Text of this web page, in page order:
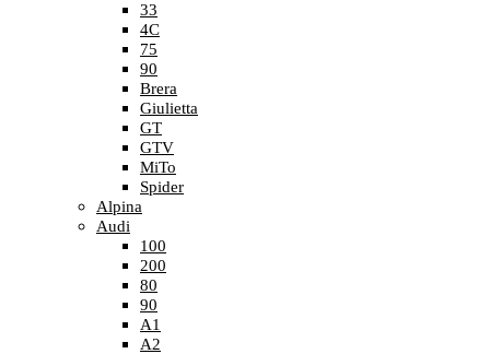
33
4C
75
90
Brera
Giulietta
GT
GTV
MiTo
Spider
Alpina
Audi
100
200
80
90
A1
A2